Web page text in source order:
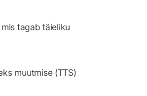
tagab täieliku
muutmise (TTS)